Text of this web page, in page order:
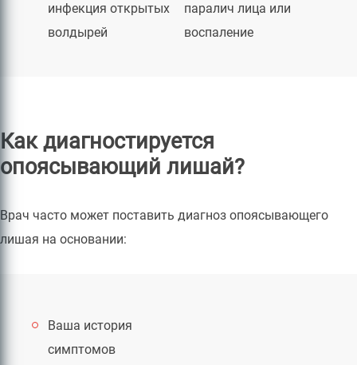
инфекция открытых
волдырей
паралич лица или
воспаление
Как диагностируется
опоясывающий лишай?
Врач часто может поставить диагноз опоясывающего
лишая на основании:
Ваша история
симптомов